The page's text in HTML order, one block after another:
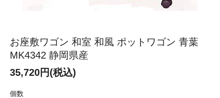
お座敷ワゴン 和室 和風 ポットワゴン 青葉
MK4342 静岡県産
35,720円(税込)
個数